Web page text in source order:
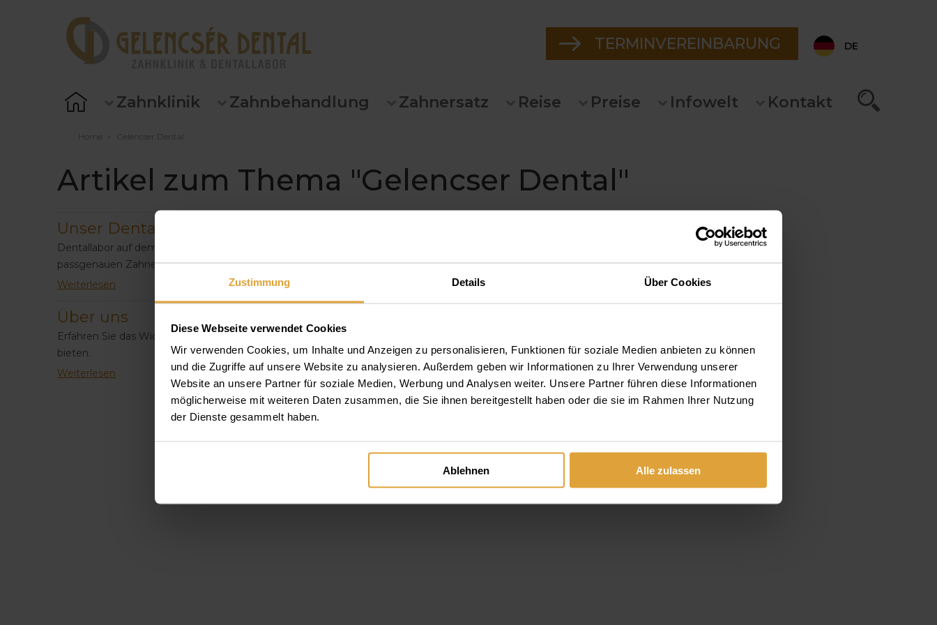
Zustimmung Details Über Cookies
Diese Webseite verwendet Cookies
Wir verwenden Cookies, um Inhalte und Anzeigen zu personalisieren, Funktionen für soziale Medien anbieten zu können
und die Zugriffe auf unsere Website zu analysieren. Außerdem geben wir Informationen zu Ihrer Verwendung unserer
Website an unsere Partner für soziale Medien, Werbung und Analysen weiter. Unsere Partner führen diese Informationen
möglicherweise mit weiteren Daten zusammen, die Sie ihnen bereitgestellt haben oder die sie im Rahmen Ihrer Nutzung
der Dienste gesammelt haben.
Ablehnen Alle zulassen
TERMINVEREINBARUNG DE
Zahnklinik Zahnbehandlung Zahnersatz Reise Preise Infowelt Kontakt
Home › Gelencser Dental
Artikel zum Thema "Gelencser Dental"
Unser Dentallabor
Dentallabor auf dem höchsten Stand der Technik - High-Tech und Know-How für Ihren lebensechten, individuellen,
passgenauen Zahnersatz.
Weiterlesen
Über uns
Erfahren Sie das Wichtigste über die Zahnklinik Gelencser: Warum Sie ausgerechnet uns wählen sollten und was wir Ihnen
bieten.
Weiterlesen